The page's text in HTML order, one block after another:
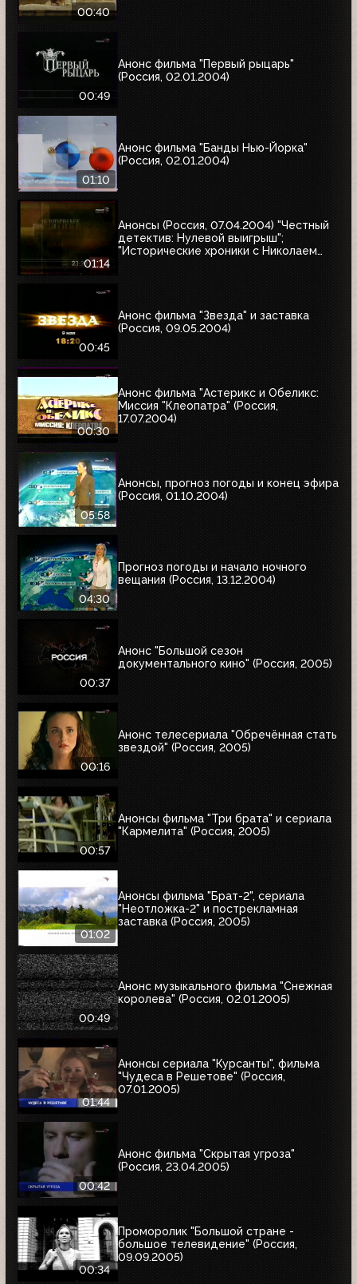
00:40
00:49
Анонс фильма "Первый рыцарь"
(Россия, 02.01.2004)
01:10
Анонс фильма "Банды Нью-Йорка"
(Россия, 02.01.2004)
01:14
Анонсы (Россия, 07.04.2004) "Честный
детектив: Нулевой выигрыш";
"Исторические хроники с Николаем
00:45
Анонс фильма "Звезда" и заставка
(Россия, 09.05.2004)
00:30
Анонс фильма "Астерикс и Обеликс:
Миссия "Клеопатра" (Россия,
17.07.2004)
05:58
Анонсы, прогноз погоды и конец эфира
(Россия, 01.10.2004)
04:30
Прогноз погоды и начало ночного
вещания (Россия, 13.12.2004)
00:37
Анонс "Большой сезон
документального кино" (Россия, 2005)
00:16
Анонс телесериала "Обречённая стать
звездой" (Россия, 2005)
00:57
Анонсы фильма "Три брата" и сериала
"Кармелита" (Россия, 2005)
01:02
Анонсы фильма "Брат-2", сериала
"Неотложка-2" и пострекламная
заставка (Россия, 2005)
00:49
Анонс музыкального фильма "Снежная
королева" (Россия, 02.01.2005)
01:44
Анонсы сериала "Курсанты", фильма
"Чудеса в Решетове" (Россия,
07.01.2005)
00:42
Анонс фильма "Скрытая угроза"
(Россия, 23.04.2005)
00:34
Проморолик "Большой стране -
большое телевидение" (Россия,
09.09.2005)